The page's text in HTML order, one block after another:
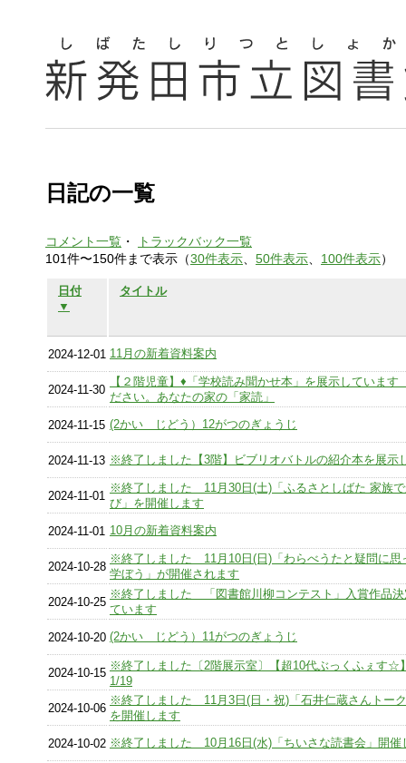
日記の一覧
コメント一覧 ・
トラックバック一覧
101件〜150件まで表示（30件表示 50件表示 100件表示）
日付
▼
タイトル
2024-12-01 11月の新着資料案内
2024-11-30
【２階児童】♦「学校読み聞かせ本」を展示していま
ださい。あなたの家の「家読」
2024-11-15 (2かい じどう）12がつのぎょうじ
2024-11-13 ※終了しました【3階】ビブリオバトルの紹介本を展示
2024-11-01
※終了しました 11月30日(土)「ふるさとしばた 家族
び」を開催します
2024-11-01 10月の新着資料案内
2024-10-28
※終了しました 11月10日(日)「わらべうたと疑問に思
学ぼう」が開催されます
2024-10-25
※終了しました 「図書館川柳コンテスト」入賞作品決
ています
2024-10-20 (2かい じどう）11がつのぎょうじ
2024-10-15
※終了しました〔2階展示室〕【超10代ぶっくふぇす☆
1/19
2024-10-06
※終了しました 11月3日(日・祝)「石井仁蔵さんトー
を開催します
2024-10-02 ※終了しました 10月16日(水)「ちいさな読書会」開催